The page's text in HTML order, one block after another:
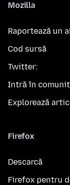
Mozilla
Raportează un
Cod sursă
Twitter:
Intră în
Explorează
Firefox
Descarcă
Firefox pentru